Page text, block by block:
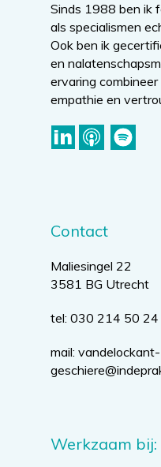
Sinds 1988 ben ik
als specialismen
Ook ben ik
en
ervaring
empathie en
Contact
Maliesingel 22
3581 BG Utrecht
tel: 030 214 50 24
mail: vandelockant-
Werkzaam bij: